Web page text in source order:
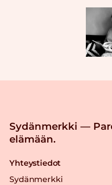
Sydänmerkki —
elämään.
Yhteystiedot
Sydänmerkki